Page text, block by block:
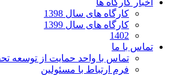
اخبار کارگاه ها
کارگاه های سال 1398
کارگاه های سال 1399
1402
تماس با ما
تماس با واحد حمایت از توسعه
فرم ارتباط با مسئولین